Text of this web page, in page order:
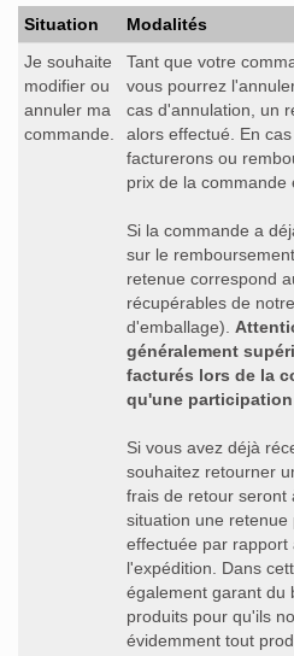
Situation
Modalités
Je souhaite
modifier ou
annuler ma
commande.
Tant que votre
vous pourrez
cas d'annulation, un
alors effectué. En
facturerons ou
prix de la commande
Si la commande a
sur le
retenue correspond
récupérables de
d'emballage).
généralement
facturés lors de la
qu'une
Si vous avez déjà
souhaitez retourner
frais de retour seront
situation une
effectuée par
l'expédition. Dans
également garant du
produits pour qu'ils
évidemment tout